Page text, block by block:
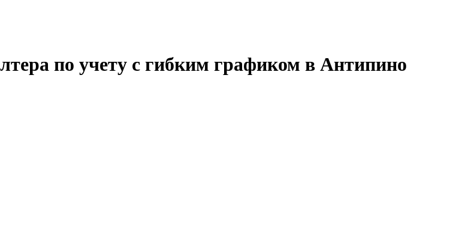
по учету с гибким графиком в Антипино